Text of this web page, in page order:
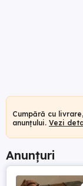
Cumpără cu
anunțului. Vezi
Anunțuri